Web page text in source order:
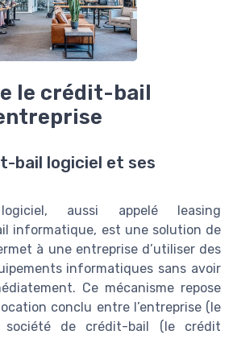
le crédit-bail
bail logiciel et ses
aussi appelé leasing
informatique, est une solution de
à une entreprise d’utiliser des
informatiques sans avoir
Ce mécanisme repose
conclu entre l’entreprise (le
de crédit-bail (le crédit